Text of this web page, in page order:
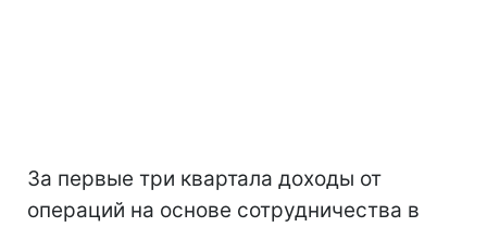
За первые три квартала доходы от
операций на основе сотрудничества в